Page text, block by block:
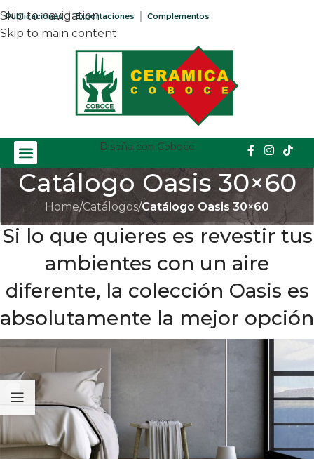
Skip to navigation
Skip to main content
Publicaciones Exportaciones Complementos
Diseña con Coboce
Catálogo Oasis 30×60
Home/Catálogos/Catálogo Oasis 30×60
Si lo que quieres es revestir tus
ambientes con un aire
diferente, la colección Oasis es
absolutamente la mejor opción